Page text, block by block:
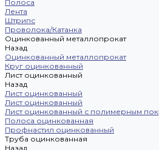
Полоса
Лента
Штрипс
Проволока/Катанка
Оцинкованный металлопрокат
Назад
Оцинкованный металлопрокат
Круг оцинкованный
Лист оцинкованный
Назад
Лист оцинкованный
Лист оцинкованный
Лист оцинкованный с полимерным
Полоса оцинкованная
Профнастил оцинкованный
Труба оцинкованная
Назад